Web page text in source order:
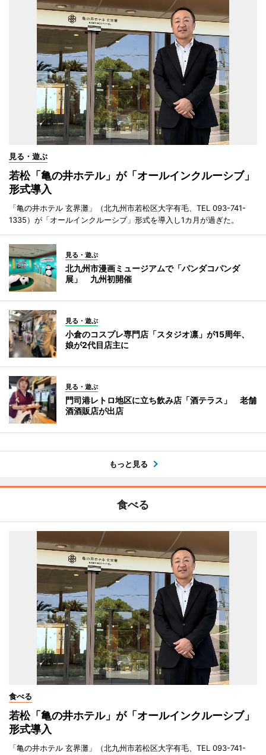
見る・遊ぶ
若松「亀の井ホテル」が「オールインクルーシブ」
形式導入
「亀の井ホテル 玄界灘」（北九州市若松区大字有毛、TEL 093-741-
1335）が「オールインクルーシブ」形式を導入し1カ月が過ぎた。
見る・遊ぶ
北九州市漫画ミュージアムで「パンダコパンダ
展」 九州初開催
見る・遊ぶ
小倉のコスプレ専門店「スタジオ凛」が15周年、
娘が2代目店主に
見る・遊ぶ
門司港レトロ地区に立ち飲み店「酒テラス」 老舗
酒酒販店が出店
もっと見る
食べる
食べる
若松「亀の井ホテル」が「オールインクルーシブ」
形式導入
「亀の井ホテル 玄界灘」（北九州市若松区大字有毛、TEL 093-741-